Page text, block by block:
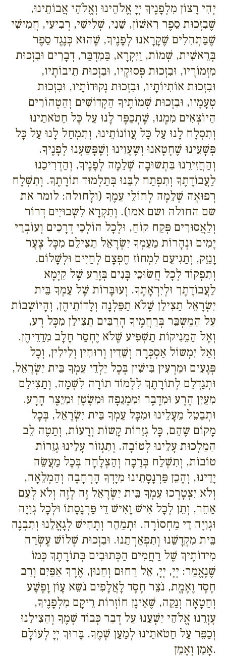
יְהִי רָצוֹן מִלְפָנֶיךָ יְיָ אֱלֹהֵינוּ וְאֱלֹהֵי אֲבוֹתֵינוּ,
שֶׁבִזְכוּת סֵפֶר רִאשׁוֹן, שֵׁנִי, שְׁלִישִׁי, רְבִיעִי, חֲמִישִׁי
שֶׁבַּתְהִלִים שֶׁקָרָאנוּ לְפָנֶיךָ, שֶׁהוּא כְּנֶגֶד סֵפֶר
בְּרֵאשִׁית, שְׁמוֹת, וַיִקְרָא, בַּמִדְבַּר, דְבָרִים וּבִזְכוּת
מִזְמוֹרָיו, וּבִזְכוּת פְּסוּקָיו, וּבִזְכוּת תֵיבוֹתָיו,
וּבִזְכוּת אוֹתִיוֹתָיו, וּבִזְכוּת נְקוּדוֹתָיו, וּבִזְכוּת
טְעָמָיו, וּבִזְכוּת שְׁמוֹתֶיךָ הַקְדוֹשִׁים וְהַטְהוֹרִים
הַיוֹצְאִים מִמֶנוּ, שֶׁתְכַפֶּר לָנוּ עַל כָּל חַטֹאתֵינוּ
וְתִסְלָח לָנוּ עַל כָּל עֲווֹנוֹתֵינוּ, וְתִמְחַל לָנוּ עַל כָּל
פְּשָׁעֵינוּ שֶׁחָטָאנוּ וְשֶעָוִינוּ וְשֶׁפָּשַעְנוּ לְפָנֶיךָ.
וְהַחֲזִירֵנוּ בִּתְשוּבָה שְׁלֵמָה לְפָנֶיךָ, וְהַדְרִיכֵנוּ
לַעֲבוֹדָתֶךָ וְתִפְתַח לִבֵּנוּ בְּתַלְמוּד תוֹרָתֶךָ. וְתִשְׁלָח
רְפוּאָה שְׁלֵמָה לְחוֹלֵי עַמֶךָ (ולָחולה: לומר את
שם החולה ושם אמו). וְתִקְרָא לִשְבוּיִים דְרוֹר
וְלַאֲסוּרִים פְּקַח קוֹחַ, וּלְכָל הוֹלְכֵי דְרָכִים וְעוֹבְרֵי
יָמִים וּנְהָרוֹת מֵעַמְךָ יִשְׂרָאֵל תַצִילֵם מִכָּל צָעָר
וָנֵזֵק, וְתַגִיעֵם לִמְחוֹז חֶפְצָם לְחַיִים וּלְשָׁלוֹם.
וְתִפְקוֹד לְכָל חֲשׂוּכֵי בָּנִים בְּזֶרַע שֶׁל קַיָמָא
לַעֲבוֹדָתֶך וּלְיִרְאָתֶךָ. וְעוּבָּרוֹת שֶׁל עַמְךָ בֵּית
יִשְׂרָאֵל תַצִילֵן שֶׁלֹא תַפֵּלְנָה וְלָדוֹתֵיהֶן, וְהָיוֹשְבוֹת
עַל הַמַשְבֵּר בְּרַחֲמֶיךָ הָרַבִּים תַצִילֵן מִכָּל רָע,
וְאֶל הַמֵנִיקוֹת תַשְׁפִּיע שֶׁלֹא יֶחְסַר חָלָב מִדַדֵיהֶן.
וְאַל יִמְשוֹל אַסְכְּרָה וְשֵׁדִין וְרוּחִין וְלִילִין, וְכָל
פְּגָעִים וּמַרְעִין בִּישִׁין בְּכָל יַלְדֵי עַמְךָ בֵּית יִשְׂרָאֵל,
וּתְגַדְלֵם לְתוֹרָתֶךָ לִלְמוֹד תוֹרָה לִשְׁמָה, וְתַצִילֵם
מִעַיִן הָרָע וּמִדֶבֶר וּמִמָגֵפָה וּמִשָׂטָן וּמִיֵצֶר הָרָע.
וּתְבַטֵל מֵעָלֵינוּ וּמִכָּל עַמְךָ בֵּית יִשְׂרָאֵל, בְּכָל
מָקוֹם שֶהֵם, כָּל גְזֵרוֹת קָשוֹת וְרָעוֹת, וְתַטֶה לֵב
הַמַלְכוּת עָלֵינוּ לְטוֹבָה. וְתִגְזוֹר עָלֵינוּ גְזֵרוֹת
טוֹבוֹת, וְתִשְׁלַח בְּרָכָה וְהַצְלָחָה בְּכָל מַעֲשֵׂה
יָדֵינוּ, וְהָכֵן פַּרְנָסָתֵינוּ מִיָדְךָ הָרְחָבָה וְהַמְלֵאָה,
וְלֹא יִצְטָרְכוּ עַמְךָ בֵּית יִשְׂרָאֵל זֶה לָזֶה וְלֹא לְעַם
אַחֵר, וְתֵן לְכָל אִישׁ וָאִישׁ דֵי פַּרְנָסָתוֹ וּלְכָל גְוִיָה
וּגְוִיָה דֵי מַחְסוֹרָה. וּתְמַהֵר וְתָחִישׁ לְגָאֳלֵנוּ וְתִבְנֶה
בֵּית מִקְדָשֵׁנוּ וְתִפְאַרְתֵנוּ. וּבִזְכוּת שְׁלוֹשׁ עֶשְׂרֵה
מִידוֹתֶיךָ שֶׁל רַחֲמִים הַכְּתוּבִים בְּתוֹרָתֶךָ כְּמוֹ
שֶׁנֶאֱמַר: יְיָ, יְיָ, אֵל רַחוּם וְחַנוּן, אֶרֶךְ אַפַּיִם וְרַב
חֶסֶד וֶאֶמֱת, נֹצֵר חֶסֶד לָאֲלָפִים נֹשֵא עָוֹן וָפֶשָׁע
וְחַטָאָה וְנַקֵה, שֶׁאֵינָן חוֹזְרוֹת רֵיקָם מִלְפָנֶיךָ,
עָזְרֵנוּ אֱלֹהֵי יִשְׁעֵנוּ עַל דְבַר כְּבוֹד שְׁמֶךָ וְהַצִילֵנוּ
וְכַפֵּר עַל חַטֹאתֵינוּ לְמַעַן שְׁמֶךָ. בָּרוּךְ יְיָ לְעוֹלָם
אָמֵן וְאָמֵן.